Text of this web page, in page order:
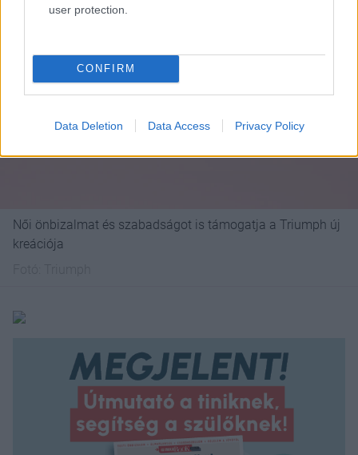
user protection.
CONFIRM
Data Deletion Data Access Privacy Policy
Női önbizalmat és szabadságot is támogatja a Triumph új
kreációja